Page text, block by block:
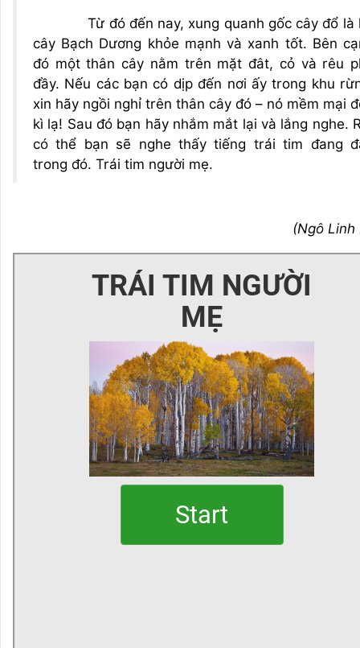
Từ đó đến nay, xung quanh gốc cây đổ là
cây Bạch Dương khỏe mạnh và xanh tốt. Bên
đó một thân cây nằm trên mặt đât, cỏ và rêu
đầy. Nếu các bạn có dịp đến nơi ấy trong khu
xin hãy ngồi nghỉ trên thân cây đó – nó mềm mại
kì lạ! Sau đó bạn hãy nhắm mắt lại và lắng nghe.
có thể bạn sẽ nghe thấy tiếng trái tim đang
trong đó. Trái tim người mẹ.
(Ngô Linh